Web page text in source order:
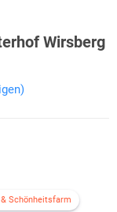
Wirsberg
Schönheitsfarm